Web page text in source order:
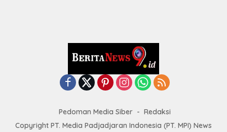
Pedoman Media Siber
Redaksi
Copyright PT. Media Padjadjaran Indonesia (PT. MPI) News